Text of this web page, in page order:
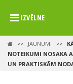
IZVĒLNE
>> JAUNUMI >>
NOTEIKUMI NOSAKA
UN PRAKTISKĀM